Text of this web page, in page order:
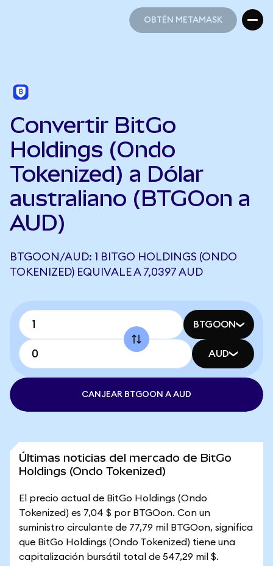
OBTÉN METAMASK
Convertir BitGo
Holdings (Ondo
Tokenized) a Dólar
australiano (BTGOon a
AUD)
BTGOON/AUD: 1 BITGO HOLDINGS (ONDO
TOKENIZED) EQUIVALE A 7,0397 AUD
BTGOON
AUD
CANJEAR BTGOON A AUD
Últimas noticias del mercado de BitGo
Holdings (Ondo Tokenized)
El precio actual de BitGo Holdings (Ondo
Tokenized) es 7,04 $ por BTGOon. Con un
suministro circulante de 77,79 mil BTGOon, significa
que BitGo Holdings (Ondo Tokenized) tiene una
capitalización bursátil total de 547,29 mil $.